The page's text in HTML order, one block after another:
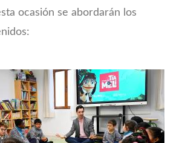
ocasión se abordarán los